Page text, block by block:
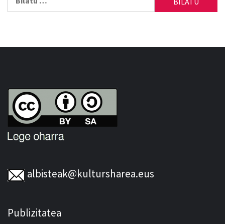
albisteak@kultursharea.eus
Publizitatea